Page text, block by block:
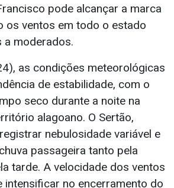
pode alcançar a marca
os ventos em todo o estado
a moderados.
as condições meteorológicas
de estabilidade, com o
seco durante a noite na
alagoano. O Sertão,
nebulosidade variável e
passageira tanto pela
tarde. A velocidade dos ventos
intensificar no encerramento do